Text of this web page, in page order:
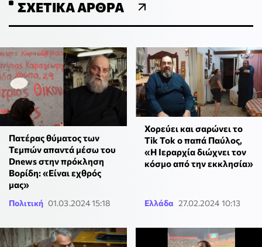
ΣΧΕΤΙΚΆ ΆΡΘΡΑ
Πατέρας θύματος των
Τεμπών απαντά μέσω του
Dnews στην πρόκληση
Βορίδη: «Είναι εχθρός
μας»
Πολιτική 01.03.2024 15:18
Χορεύει και σαρώνει το
Tik Tok o παπά Παύλος,
«Η Ιεραρχία διώχνει τον
κόσμο από την εκκλησία»
Ελλάδα 27.02.2024 10:13